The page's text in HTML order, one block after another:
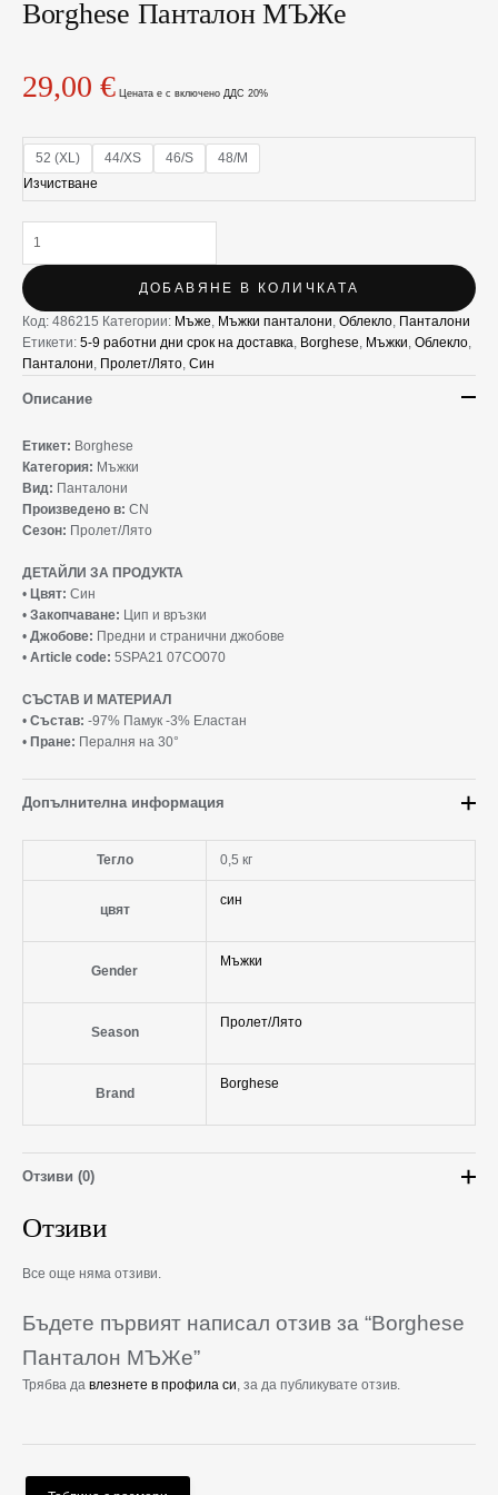
Borghese Панталон МЪЖe
29,00 € Цената е с включено ДДС 20%
52 (XL) 44/XS 46/S
48/M
Изчистване
за
Borghese
ДОБАВЯНЕ В КОЛИЧКАТА
Код: 486215 Категории: Мъже, Мъжки панталони, Облекло, Панталони
Етикети: 5-9 работни дни срок на доставка, Borghese, Мъжки, Облекло,
Панталони, Пролет/Лято, Син
Описание
Етикет: Borghese
Категория: Мъжки
Вид: Панталони
Произведено в: CN
Сезон: Пролет/Лято
ДЕТАЙЛИ ЗА ПРОДУКТА
• Цвят: Син
• Закопчаване: Цип и връзки
• Джобове: Предни и странични джобове
• Article code: 5SPA21 07CO070
СЪСТАВ И МАТЕРИАЛ
• Състав: -97% Памук -3% Еластан
• Пране: Пералня на 30°
Допълнителна информация
Тегло 0,5 кг
цвят
син
Gender
Мъжки
Season
Пролет/Лято
Brand
Borghese
Отзиви (0)
Отзиви
Все още няма отзиви.
Бъдете първият написал отзив за “Borghese
Панталон МЪЖe”
Трябва да влезнете в профила си, за да публикувате отзив.